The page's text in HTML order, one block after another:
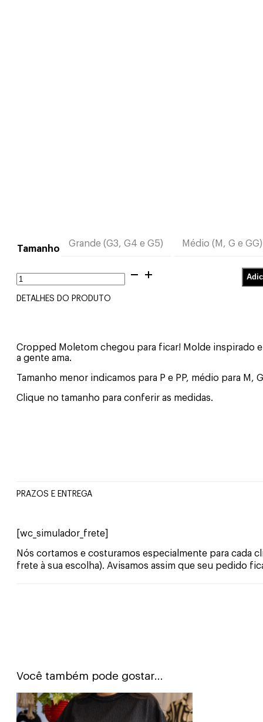
Tamanho
Grande (G3, G4 e G5) Médio (M, G e GG)
Cropped
Oversized
Moletom
Off
DETALHES DO PRODUTO
Cropped Moletom chegou para ficar! Molde inspirado
a gente ama.
Tamanho menor indicamos para P e PP, médio para M,
Clique no tamanho para conferir as medidas.
PRAZOS E ENTREGA
[wc_simulador_frete]
Nós cortamos e costuramos especialmente para cada
frete à sua escolha). Avisamos assim que seu pedido
Você também pode gostar...